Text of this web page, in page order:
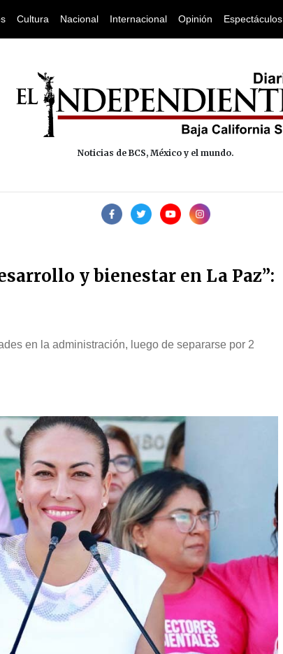
Cultura Nacional Internacional Opinión Espectáculos
Noticias de BCS, México y el mundo.
y bienestar en La Paz”:
en la administración, luego de separarse por 2